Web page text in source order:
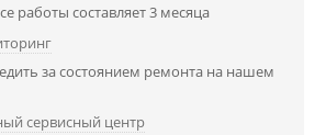
работы составляет 3 месяца
за состоянием ремонта на нашем
сервисный центр